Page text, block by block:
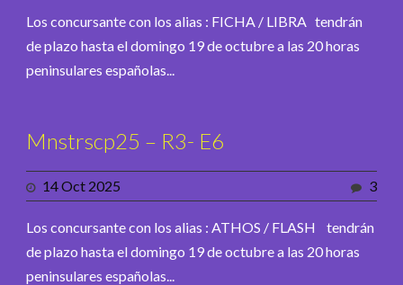
Los concursante con los alias : FICHA / LIBRA tendrán
de plazo hasta el domingo 19 de octubre a las 20 horas
peninsulares españolas...
Mnstrscp25 – R3- E6
14 Oct 2025 3
Los concursante con los alias : ATHOS / FLASH tendrán
de plazo hasta el domingo 19 de octubre a las 20 horas
peninsulares españolas...